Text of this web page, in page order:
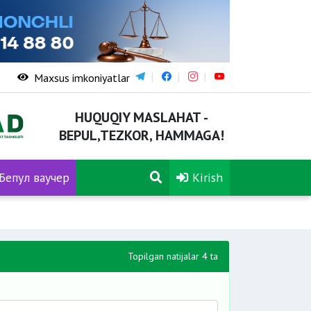
Maxsus imkoniyatlar
HUQUQIY MASLAHAT -
BEPUL,TEZKOR, HAMMAGA!
ваучер Kirish
Topilgan natijalar 4 ta